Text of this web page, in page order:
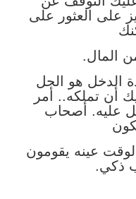
على العثور على
المال.
الدخل هو الحل
أن تملكه.. أمر
عليه. أصحاب
عينه يقومون
ذكي.